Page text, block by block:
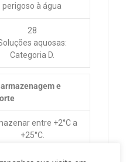
perigoso à água
28
aquosas:
Categoria D.
e
entre +2°C a
+25°C.